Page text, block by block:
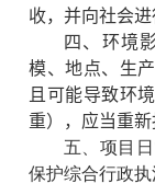
收，并向社会进
四、 环境
模、地点、生
且可能导致环
重），应当重新
五、 项目
保护综合行政执